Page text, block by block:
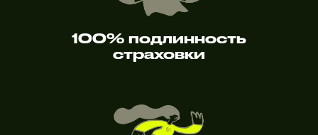
100% подлинность
страховки